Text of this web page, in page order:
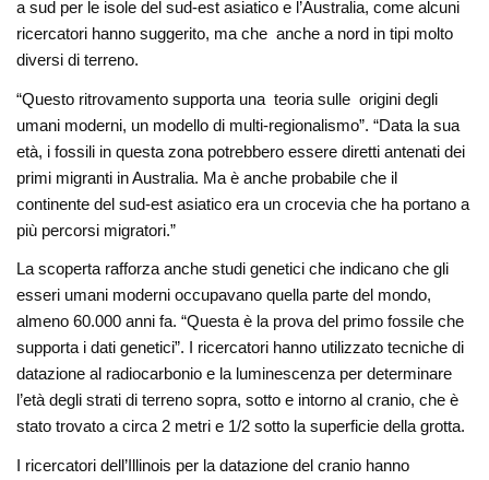
a sud per le isole del sud-est asiatico e l’Australia, come alcuni
ricercatori hanno suggerito, ma che anche a nord in tipi molto
diversi di terreno.
“Questo ritrovamento supporta una teoria sulle origini degli
umani moderni, un modello di multi-regionalismo”. “Data la sua
età, i fossili in questa zona potrebbero essere diretti antenati dei
primi migranti in Australia. Ma è anche probabile che il
continente del sud-est asiatico era un crocevia che ha portano a
più percorsi migratori.”
La scoperta rafforza anche studi genetici che indicano che gli
esseri umani moderni occupavano quella parte del mondo,
almeno 60.000 anni fa. “Questa è la prova del primo fossile che
supporta i dati genetici”. I ricercatori hanno utilizzato tecniche di
datazione al radiocarbonio e la luminescenza per determinare
l’età degli strati di terreno sopra, sotto e intorno al cranio, che è
stato trovato a circa 2 metri e 1/2 sotto la superficie della grotta.
I ricercatori dell’Illinois per la datazione del cranio hanno